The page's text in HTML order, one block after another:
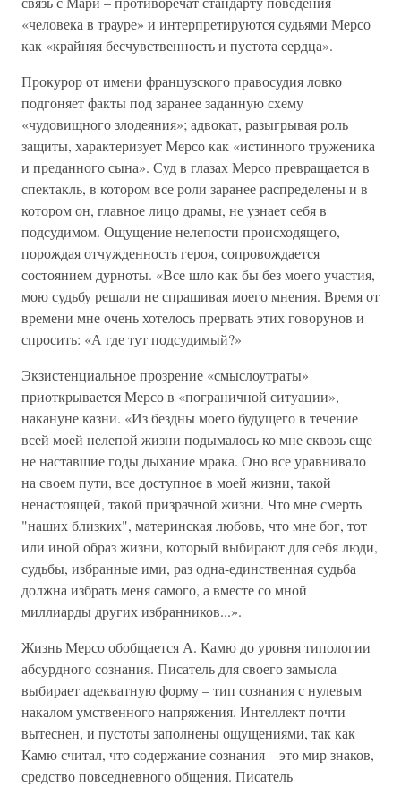
«человека в трауре» и интерпретируются судьями Мерсо
как «крайняя бесчувственность и пустота сердца».
Прокурор от имени французского правосудия ловко
подгоняет факты под заранее заданную схему
«чудовищного злодеяния»; адвокат, разыгрывая роль
защиты, характеризует Мерсо как «истинного труженика
и преданного сына». Суд в глазах Мерсо превращается в
спектакль, в котором все роли заранее распределены и в
котором он, главное лицо драмы, не узнает себя в
подсудимом. Ощущение нелепости происходящего,
порождая отчужденность героя, сопровождается
состоянием дурноты. «Все шло как бы без моего участия,
мою судьбу решали не спрашивая моего мнения. Время от
времени мне очень хотелось прервать этих говорунов и
спросить: «А где тут подсудимый?»
Экзистенциальное прозрение «смыслоутраты»
приоткрывается Мерсо в «пограничной ситуации»,
накануне казни. «Из бездны моего будущего в течение
всей моей нелепой жизни подымалось ко мне сквозь еще
не наставшие годы дыхание мрака. Оно все уравнивало
на своем пути, все доступное в моей жизни, такой
ненастоящей, такой призрачной жизни. Что мне смерть
"наших близких", материнская любовь, что мне бог, тот
или иной образ жизни, который выбирают для себя люди,
судьбы, избранные ими, раз одна-единственная судьба
должна избрать меня самого, а вместе со мной
миллиарды других избранников...».
Жизнь Мерсо обобщается А. Камю до уровня типологии
абсурдного сознания. Писатель для своего замысла
выбирает адекватную форму – тип сознания с нулевым
накалом умственного напряжения. Интеллект почти
вытеснен, и пустоты заполнены ощущениями, так как
Камю считал, что содержание сознания – это мир знаков,
средство повседневного общения. Писатель